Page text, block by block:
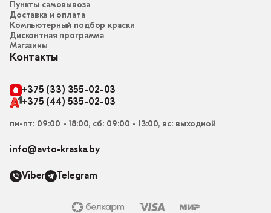
Пункты самовывоза
Доставка и оплата
Компьютерный подбор краски
Дисконтная программа
Магазины
Контакты
+375 (33) 355-02-03
+375 (44) 535-02-03
пн-пт: 09:00 - 18:00, сб: 09:00 - 13:00, вс: выходной
info@avto-kraska.by
Viber Telegram